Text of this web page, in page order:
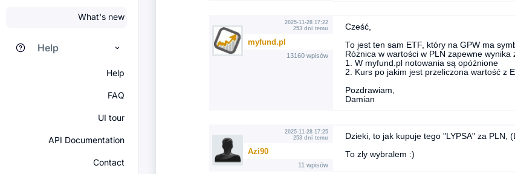
What's new
Help
Help
FAQ
UI tour
API Documentation
Contact
2025-11-28 17:22
253 dni temu
myfund.pl
13160 wpisów
Cześć,
To jest ten sam ETF, który na GPW ma
Różnica w wartości w PLN zapewne wynika
1. W myfund.pl notowania są opóźnione
2. Kurs po jakim jest przeliczona wartość z
Pozdrawiam,
Damian
2025-11-28 17:25
253 dni temu
Azi90
11 wpisów
Dzieki, to jak kupuje tego "LYPSA" za PLN,
To zly wybralem :)